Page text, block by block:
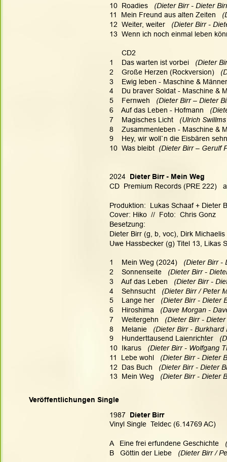
10  Roadies
(Dieter Birr - Dieter
11  Mein Freund aus alten Zeiten
12  Weiter, weiter
(Dieter Birr -
13  Wenn ich noch einmal leben
CD2
1    Das warten ist vorbei
(Dieter
2    Große Herzen (Rockversion)
3    Ewig leben - Maschine &
4    Du braver Soldat - Maschine &
5    Fernweh (Dieter Birr – Dieter
6    Auf das Leben - Hofmann
7    Magisches Licht (Ulrich
8    Zusammenleben - Maschine &
9    Hey, wir woll`n die Eisbären
10  Was bleibt
(Dieter Birr –
2024 Dieter Birr - Mein Weg
CD  Premium Records (PRE
Produktion:  Lukas Schaaf + Dieter
Cover: Hiko  //  Foto:  Chris Gonz
Besetzung:
Dieter Birr (g, b, voc), Dirk
Uwe Hassbecker (g) Titel 13, Likas
1    Mein Weg (2024)
(Dieter Birr -
2    Sonnenseite
(Dieter Birr -
3    Auf das Leben
(Dieter Birr -
4    Sehnsucht
(Dieter Birr /
5    Lange her
(Dieter Birr - Dieter
6    Hiroshima
(Dave Morgan -
7    Weitergehn
(Dieter Birr - Dieter
8    Melanie
(Dieter Birr -
9    Hunderttausend Laienrichter
10  Ikarus
(Dieter Birr - Wolfgang
11  Lebe wohl
(Dieter Birr - Dieter
12  Das Buch
(Dieter Birr - Dieter
13  Mein Weg
(Dieter Birr - Dieter
1987
  Dieter Birr
Vinyl Single  Teldec (6.14769 AC)
A   Eine frei erfundene Geschichte
B   Göttin der Liebe
(Dieter Birr /
Veröffentlichungen Single